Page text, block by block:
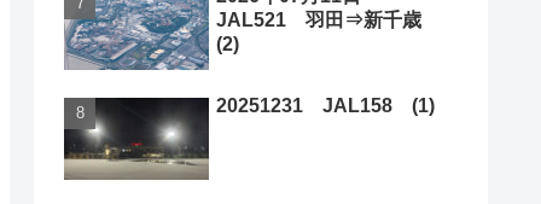
JAL521 羽田⇒新千歳
(2)
20251231 JAL158 (1)